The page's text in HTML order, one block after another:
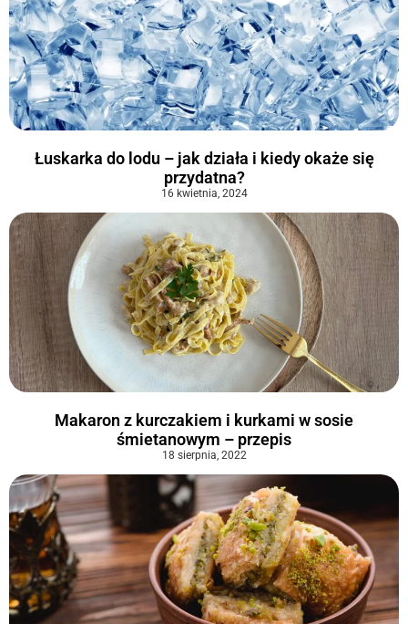
Łuskarka do lodu – jak działa i kiedy okaże się
przydatna?
16 kwietnia, 2024
Makaron z kurczakiem i kurkami w sosie
śmietanowym – przepis
18 sierpnia, 2022